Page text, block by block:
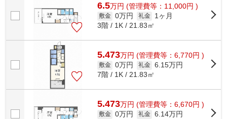
6.5万円 (管理費等：11,000円 )
敷金 0万円 礼金
1ヶ月
3階 / 1K / 21.83㎡
5.473万円 (管理費等：6,770円 )
敷金 0万円 礼金 6.15万円
7階 / 1K / 21.83㎡
5.473万円 (管理費等：6,670円 )
敷金 0万円 礼金 6.14万円